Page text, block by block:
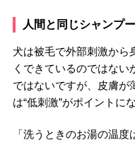
人間と同じシャンプ
犬は被毛で外部刺激から
くできているのではな
ではないですが、皮膚が
は“低刺激”がポイントに
「洗うときのお湯の温